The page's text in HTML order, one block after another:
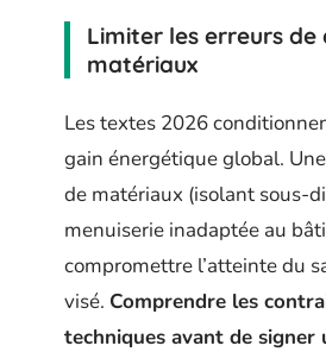
Limiter les erreurs de
matériaux
Les textes 2026
gain énergétique global.
de matériaux (isolant sous-
menuiserie inadaptée au
compromettre l’atteinte du
visé. Comprendre les
techniques avant de signer